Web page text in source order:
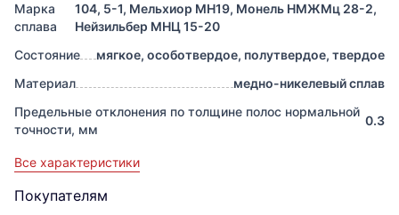
Марка
сплава
104, 5-1, Мельхиор МН19, Монель НМЖМц 28-2,
Нейзильбер МНЦ 15-20
Состояние
мягкое, особотвердое, полутвердое, твердое
Материал
медно-никелевый сплав
Предельные отклонения по толщине полос нормальной
точности, мм
0.3
Все характеристики
Покупателям